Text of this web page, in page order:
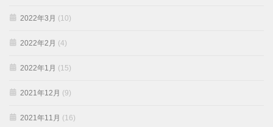
2022年3月 (10)
2022年2月 (4)
2022年1月 (15)
2021年12月 (9)
2021年11月 (16)